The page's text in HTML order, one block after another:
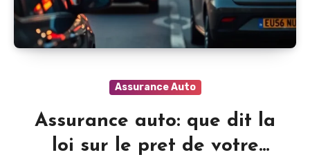
Assurance Auto
Assurance auto: que dit la
loi sur le pret de votre